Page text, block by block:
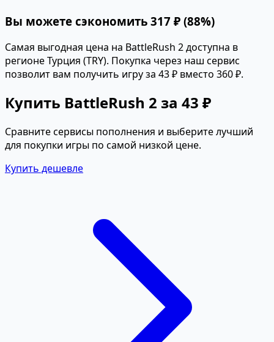
Вы можете сэкономить 317 ₽ (88%)
Самая выгодная цена на BattleRush 2 доступна в
регионе Турция (TRY). Покупка через наш сервис
позволит вам получить игру за 43 ₽ вместо 360 ₽.
Купить BattleRush 2 за 43 ₽
Сравните сервисы пополнения и выберите лучший
для покупки игры по самой низкой цене.
Купить дешевле